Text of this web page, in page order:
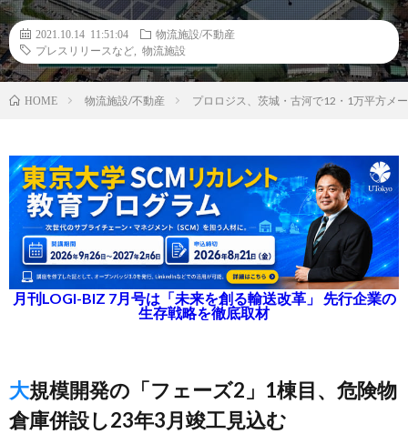
2021.10.14 11:51:04
物流施設/不動産
プレスリリースなど
物流施設
HOME 物流施設/不動産 プロロジス、茨城・古河で12・1万平方メ
月刊LOGI-BIZ 7月号は「未来を創る輸送改革」 先行企業の
生存戦略を徹底取材
大規模開発の「フェーズ2」1棟目、危険物
倉庫併設し23年3月竣工見込む